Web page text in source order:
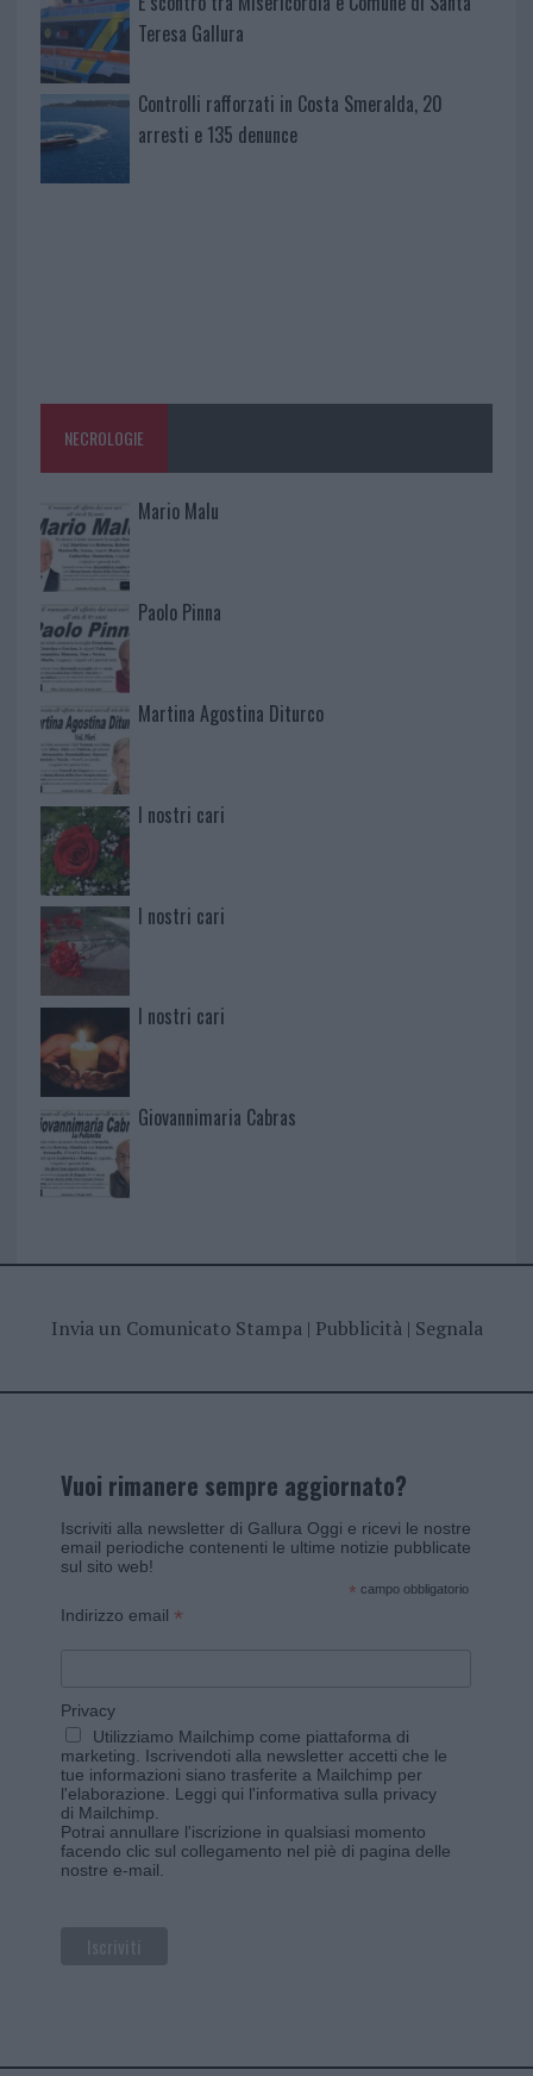
Teresa Gallura
Controlli rafforzati in Costa Smeralda, 20
arresti e 135 denunce
NECROLOGIE
Mario Malu
Paolo Pinna
Martina Agostina Diturco
I nostri cari
I nostri cari
I nostri cari
Giovannimaria Cabras
Invia un Comunicato Stampa| Pubblicità| Segnala
Vuoi rimanere sempre aggiornato?
Iscriviti alla newsletter di Gallura Oggi e ricevi le nostre
email periodiche contenenti le ultime notizie pubblicate
sul sito web!
* campo obbligatorio
Indirizzo email *
Privacy
Utilizziamo Mailchimp come piattaforma di
marketing. Iscrivendoti alla newsletter accetti che le
tue informazioni siano trasferite a Mailchimp per
l'elaborazione. Leggi qui l'informativa sulla privacy
di Mailchimp
Potrai annullare l'iscrizione in qualsiasi momento
facendo clic sul collegamento nel piè di pagina delle
nostre e-mail.